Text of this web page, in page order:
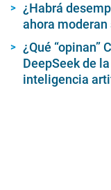
¿Habrá
ahora moderan
¿Qué “opinan”
DeepSeek de
inteligencia